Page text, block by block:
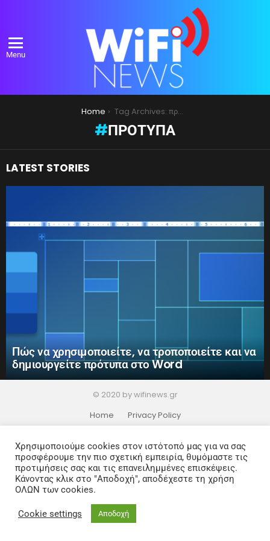
Menu
Home Tag Archives: πρότυπα
ΠΡΌΤΥΠΑ
LATEST STORIES
Πώς να χρησιμοποιείτε, να τροποποιείτε και να
δημιουργείτε πρότυπα στο Word
© 2020 by wifinews.gr
Home
Privacy Policy
Χρησιμοποιούμε cookies στον ιστότοπό μας για να σας
προσφέρουμε την πιο σχετική εμπειρία, θυμόμαστε τις
προτιμήσεις σας και τις επανειλημμένες επισκέψεις.
Κάνοντας κλικ στο "Αποδοχή", αποδέχεστε τη χρήση
ΟΛΩΝ των cookies.
Cookie settings Αποδοχή